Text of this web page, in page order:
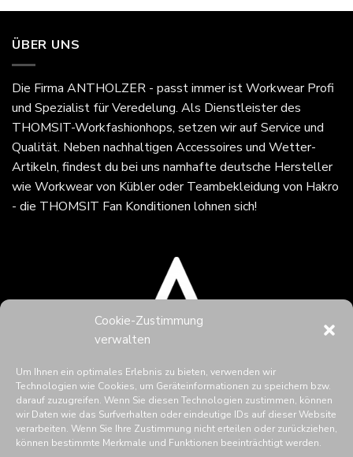
Cookie-Zustimmung
verwalten
Um Ihnen ein optimales Erlebnis zu bieten, verwenden wir
Technologien wie Cookies, um Geräteinformationen zu speichern bzw.
darauf zuzugreifen. Wenn Sie diesen Technologien zustimmen, können
wir Daten wie das Surfverhalten oder eindeutige IDs auf dieser Website
verarbeiten. Wenn Sie Ihre Zustimmung nicht erteilen oder zurückziehen,
können bestimmte Merkmale und Funktionen beeinträchtigt werden.
ÜBER UNS
Die Firma ANTHOLZER - passt immerist Workwear Profi
und Spezialist für Veredelung. Als Dienstleister des
THOMSIT-Workfashionhops, setzen wir auf Service und
Qualität. Neben nachhaltigen Accessoires und Wetter-
Artikeln, findest du bei uns namhafte deutsche Hersteller
wie Workwear von Kübler oder Teambekleidung von Hakro
- die THOMSIT Fan Konditionen lohnen sich!